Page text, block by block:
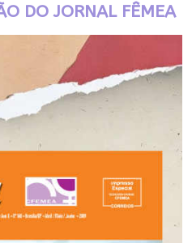
DO JORNAL FÊMEA